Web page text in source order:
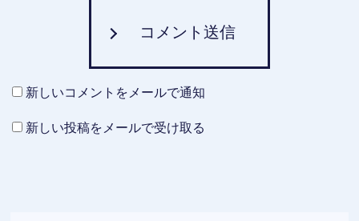
コメント送信
新しいコメントをメールで通知
新しい投稿をメールで受け取る